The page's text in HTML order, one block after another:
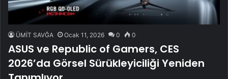
ÜMİT SAVĞA Ocak 11, 2026 0 0
ASUS ve Republic of Gamers, CES
2026’da Görsel Sürükleyiciliği Yeniden